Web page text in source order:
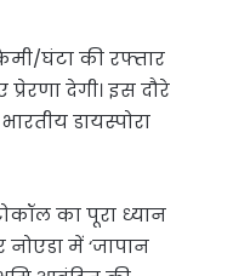
घंटा की रफ्तार
देगी। इस दौरे
डायस्पोरा
का पूरा ध्यान
में ‘जापान